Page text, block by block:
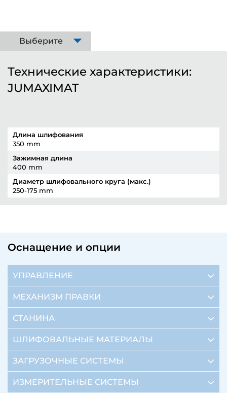
Выберите
Технические характеристики:
JUMAXIMAT
Длина шлифования
350 mm
Зажимная длина
400 mm
Диаметр шлифовального круга (макс.)
250-175 mm
Оснащение и опции
УПРАВЛЕНИЕ
МЕХАНИЗМ ПРАВКИ
СТАНИНА
ШЛИФОВАЛЬНЫЕ МАТЕРИАЛЫ
ЗАГРУЗОЧНЫЕ СИСТЕМЫ
ИЗМЕРИТЕЛЬНЫЕ СИСТЕМЫ